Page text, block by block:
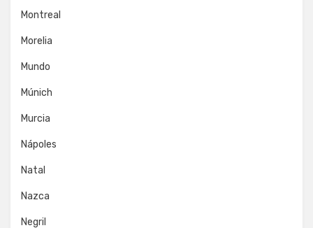
Montreal
Morelia
Mundo
Múnich
Murcia
Nápoles
Natal
Nazca
Negril